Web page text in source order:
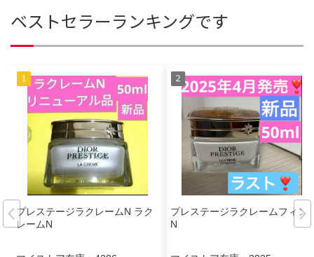
ベストセラーランキングです
プレステージラクレームN ラク
レームN
プレステージラクレームフィン
N